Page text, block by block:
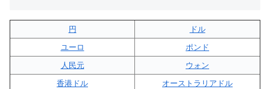
円
ドル
ユーロ
ポンド
人民元
ウォン
香港ドル
オーストラリアドル